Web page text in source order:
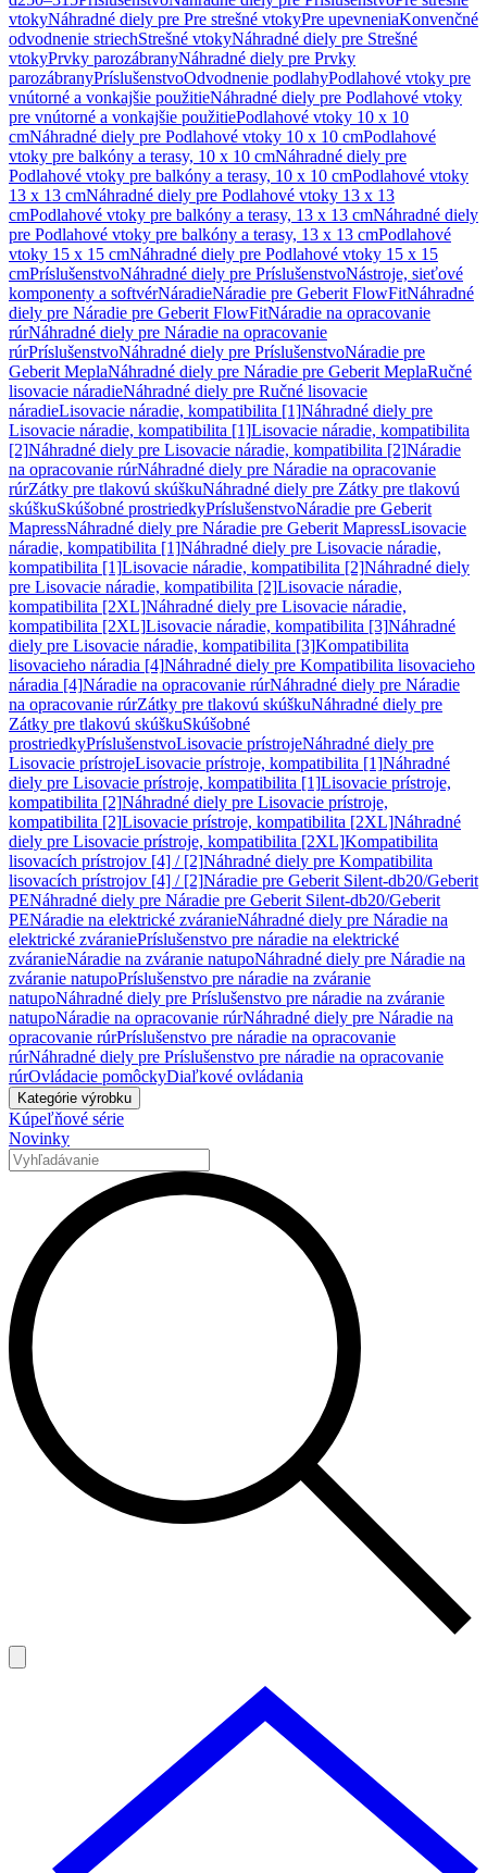
vtokyNáhradné diely pre Pre strešné vtokyPre upevneniaKonvenčné
odvodnenie striechStrešné vtokyNáhradné diely pre Strešné
vtokyPrvky parozábranyNáhradné diely pre Prvky
parozábranyPríslušenstvoOdvodnenie podlahyPodlahové vtoky pre
vnútorné a vonkajšie použitieNáhradné diely pre Podlahové vtoky
pre vnútorné a vonkajšie použitiePodlahové vtoky 10 x 10
cmNáhradné diely pre Podlahové vtoky 10 x 10 cmPodlahové
vtoky pre balkóny a terasy, 10 x 10 cmNáhradné diely pre
Podlahové vtoky pre balkóny a terasy, 10 x 10 cmPodlahové vtoky
13 x 13 cmNáhradné diely pre Podlahové vtoky 13 x 13
cmPodlahové vtoky pre balkóny a terasy, 13 x 13 cmNáhradné diely
pre Podlahové vtoky pre balkóny a terasy, 13 x 13 cmPodlahové
vtoky 15 x 15 cmNáhradné diely pre Podlahové vtoky 15 x 15
cmPríslušenstvoNáhradné diely pre PríslušenstvoNástroje, sieťové
komponenty a softvérNáradieNáradie pre Geberit FlowFitNáhradné
diely pre Náradie pre Geberit FlowFitNáradie na opracovanie
rúrNáhradné diely pre Náradie na opracovanie
rúrPríslušenstvoNáhradné diely pre PríslušenstvoNáradie pre
Geberit MeplaNáhradné diely pre Náradie pre Geberit MeplaRučné
lisovacie náradieNáhradné diely pre Ručné lisovacie
náradieLisovacie náradie, kompatibilita [1]Náhradné diely pre
Lisovacie náradie, kompatibilita [1]Lisovacie náradie, kompatibilita
[2]Náhradné diely pre Lisovacie náradie, kompatibilita [2]Náradie
na opracovanie rúrNáhradné diely pre Náradie na opracovanie
rúrZátky pre tlakovú skúškuNáhradné diely pre Zátky pre tlakovú
skúškuSkúšobné prostriedkyPríslušenstvoNáradie pre Geberit
MapressNáhradné diely pre Náradie pre Geberit MapressLisovacie
náradie, kompatibilita [1]Náhradné diely pre Lisovacie náradie,
kompatibilita [1]Lisovacie náradie, kompatibilita [2]Náhradné diely
pre Lisovacie náradie, kompatibilita [2]Lisovacie náradie,
kompatibilita [2XL]Náhradné diely pre Lisovacie náradie,
kompatibilita [2XL]Lisovacie náradie, kompatibilita [3]Náhradné
diely pre Lisovacie náradie, kompatibilita [3]Kompatibilita
lisovacieho náradia [4]Náhradné diely pre Kompatibilita lisovacieho
náradia [4]Náradie na opracovanie rúrNáhradné diely pre Náradie
na opracovanie rúrZátky pre tlakovú skúškuNáhradné diely pre
Zátky pre tlakovú skúškuSkúšobné
prostriedkyPríslušenstvoLisovacie prístrojeNáhradné diely pre
Lisovacie prístrojeLisovacie prístroje, kompatibilita [1]Náhradné
diely pre Lisovacie prístroje, kompatibilita [1]Lisovacie prístroje,
kompatibilita [2]Náhradné diely pre Lisovacie prístroje,
kompatibilita [2]Lisovacie prístroje, kompatibilita [2XL]Náhradné
diely pre Lisovacie prístroje, kompatibilita [2XL]Kompatibilita
lisovacích prístrojov [4] / [2]Náhradné diely pre Kompatibilita
lisovacích prístrojov [4] / [2]Náradie pre Geberit Silent-db20/Geberit
PENáhradné diely pre Náradie pre Geberit Silent-db20/Geberit
PENáradie na elektrické zváranieNáhradné diely pre Náradie na
elektrické zváraniePríslušenstvo pre náradie na elektrické
zváranieNáradie na zváranie natupoNáhradné diely pre Náradie na
zváranie natupoPríslušenstvo pre náradie na zváranie
natupoNáhradné diely pre Príslušenstvo pre náradie na zváranie
natupoNáradie na opracovanie rúrNáhradné diely pre Náradie na
opracovanie rúrPríslušenstvo pre náradie na opracovanie
rúrNáhradné diely pre Príslušenstvo pre náradie na opracovanie
rúrOvládacie pomôckyDiaľkové ovládania
Kategórie výrobku
Kúpeľňové série
Novinky